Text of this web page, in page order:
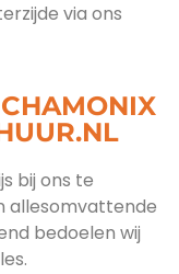
via ons
bij ons te
allesomvattende
bedoelen wij